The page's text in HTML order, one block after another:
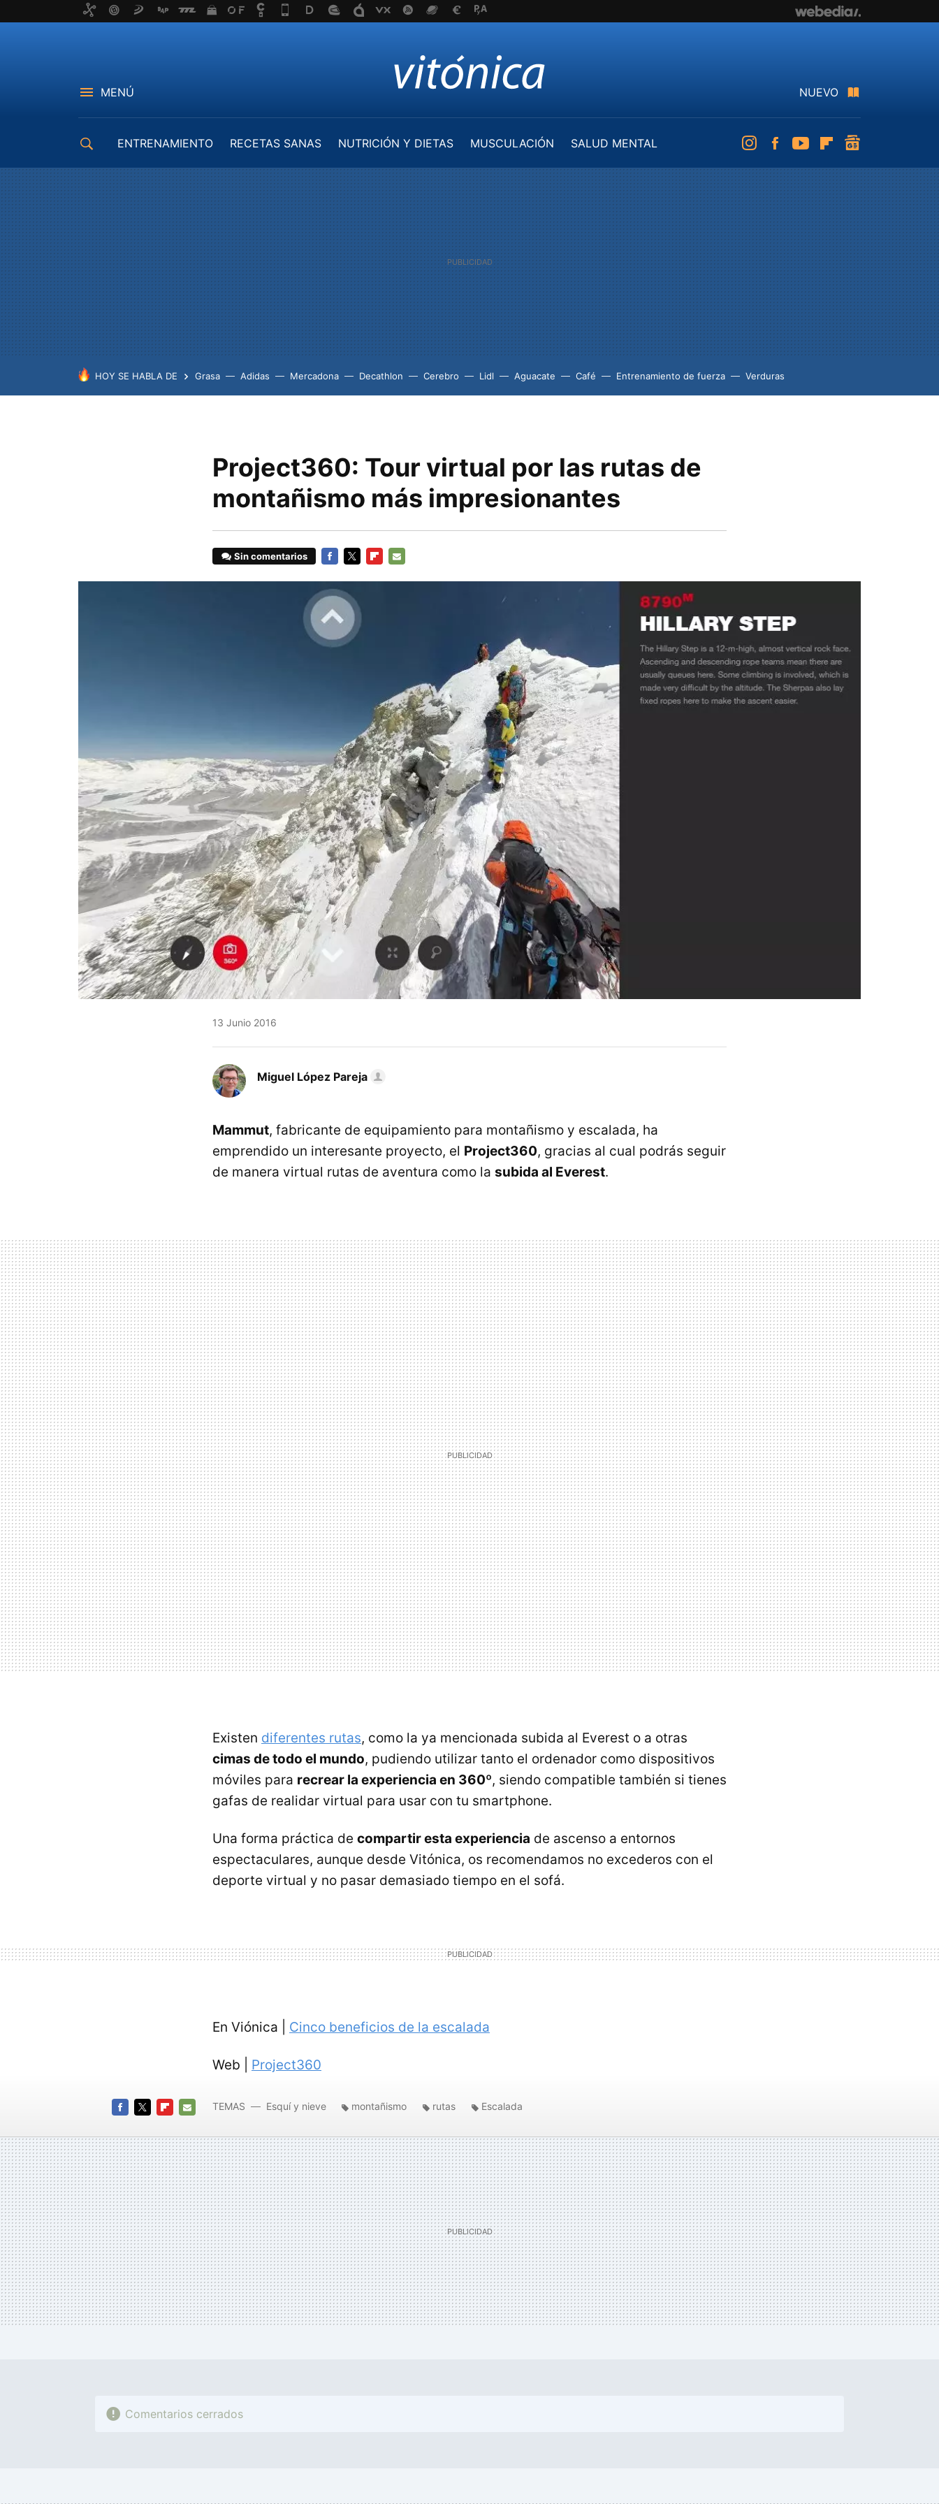
MENÚ NUEVO
ENTRENAMIENTO RECETAS SANAS NUTRICIÓN Y DIETAS MUSCULACIÓN
SALUD MENTAL
InstagramFacebookYoutubeFlipboard
HOY SE HABLA DE Grasa Adidas Mercadona Decathlon Cerebro Lidl Aguacate Café Entrenamiento de fuerza Verduras
Project360: Tour virtual por las rutas de
montañismo más impresionantes
Sin comentarios
13 Junio 2016
Miguel López Pareja
Mammut, fabricante de equipamiento para montañismo y escalada, ha
emprendido un interesante proyecto, el Project360, gracias al cual podrás seguir
de manera virtual rutas de aventura como la subida al Everest.
Existen diferentes rutas, como la ya mencionada subida al Everest o a otras
cimas de todo el mundo, pudiendo utilizar tanto el ordenador como dispositivos
móviles para recrear la experiencia en 360º, siendo compatible también si tienes
gafas de realidar virtual para usar con tu smartphone.
Una forma práctica de compartir esta experiencia de ascenso a entornos
espectaculares, aunque desde Vitónica, os recomendamos no excederos con el
deporte virtual y no pasar demasiado tiempo en el sofá.
En Viónica | Cinco beneficios de la escalada
Web | Project360
MAIL
TEMAS Esquí y nieve montañismo rutas Escalada
Comentarios cerrados